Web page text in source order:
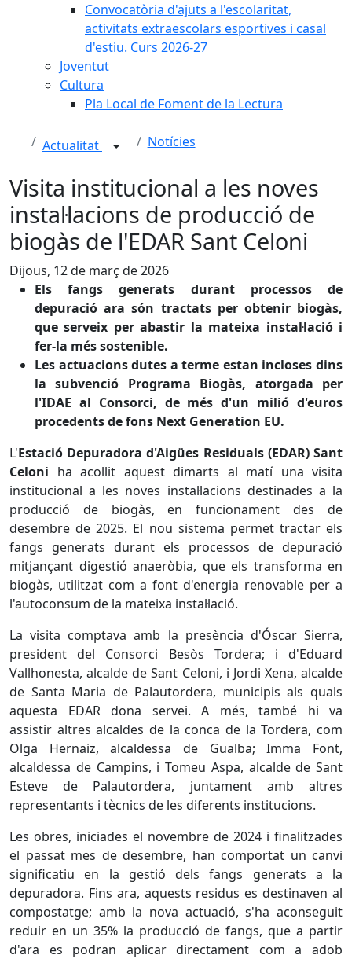
Convocatòria d'ajuts a l'escolaritat,
activitats extraescolars esportives i casal
d'estiu. Curs 2026-27
Joventut
Cultura
Pla Local de Foment de la Lectura
Actualitat Notícies
Visita institucional a les noves
instal·lacions de producció de
biogàs de l'EDAR Sant Celoni
Dijous, 12 de març de 2026
Els fangs generats durant processos de
depuració ara són tractats per obtenir biogàs,
que serveix per abastir la mateixa instal·lació i
fer-la més sostenible.
Les actuacions dutes a terme estan incloses dins
la subvenció Programa Biogàs, atorgada per
l'IDAE al Consorci, de més d'un milió d'euros
procedents de fons Next Generation EU.
L'Estació Depuradora d'Aigües Residuals (EDAR) Sant
Celoni ha acollit aquest dimarts al matí una visita
institucional a les noves instal·lacions destinades a la
producció de biogàs, en funcionament des de
desembre de 2025. El nou sistema permet tractar els
fangs generats durant els processos de depuració
mitjançant digestió anaeròbia, que els transforma en
biogàs, utilitzat com a font d'energia renovable per a
l'autoconsum de la mateixa instal·lació.
La visita comptava amb la presència d'Óscar Sierra,
president del Consorci Besòs Tordera; i d'Eduard
Vallhonesta, alcalde de Sant Celoni, i Jordi Xena, alcalde
de Santa Maria de Palautordera, municipis als quals
aquesta EDAR dona servei. A més, també hi va
assistir altres alcaldes de la conca de la Tordera, com
Olga Hernaiz, alcaldessa de Gualba; Imma Font,
alcaldessa de Campins, i Tomeu Aspa, alcalde de Sant
Esteve de Palautordera, juntament amb altres
representants i tècnics de les diferents institucions.
Les obres, iniciades el novembre de 2024 i finalitzades
el passat mes de desembre, han comportat un canvi
significatiu en la gestió dels fangs generats a la
depuradora. Fins ara, aquests residus es destinaven al
compostatge; amb la nova actuació, s'ha aconseguit
reduir en un 35% la producció de fangs, que a partir
d'ara es podran aplicar directament com a adob